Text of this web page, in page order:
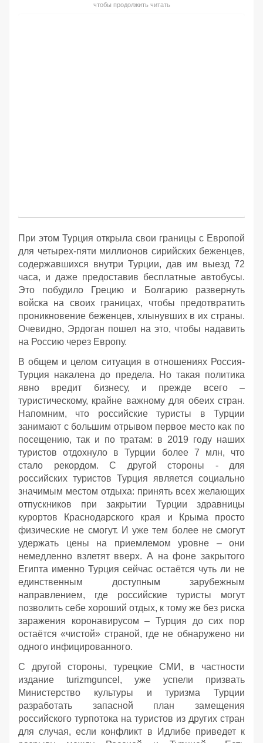
чтобы продолжить читать
При этом Турция открыла свои границы с Европой
для четырех-пяти миллионов сирийских беженцев,
содержавшихся внутри Турции, дав им выезд 72
часа, и даже предоставив бесплатные автобусы.
Это побудило Грецию и Болгарию развернуть
войска на своих границах, чтобы предотвратить
проникновение беженцев, хлынувших в их страны.
Очевидно, Эрдоган пошел на это, чтобы надавить
на Россию через Европу.
В общем и целом ситуация в отношениях Россия-
Турция накалена до предела. Но такая политика
явно вредит бизнесу, и прежде всего –
туристическому, крайне важному для обеих стран.
Напомним, что российские туристы в Турции
занимают с большим отрывом первое место как по
посещению, так и по тратам: в 2019 году наших
туристов отдохнуло в Турции более 7 млн, что
стало рекордом. С другой стороны - для
российских туристов Турция является социально
значимым местом отдыха: принять всех желающих
отпускников при закрытии Турции здравницы
курортов Краснодарского края и Крыма просто
физические не смогут. И уже тем более не смогут
удержать цены на приемлемом уровне – они
немедленно взлетят вверх. А на фоне закрытого
Египта именно Турция сейчас остаётся чуть ли не
единственным доступным зарубежным
направлением, где российские туристы могут
позволить себе хороший отдых, к тому же без риска
заражения коронавирусом – Турция до сих пор
остаётся «чистой» страной, где не обнаружено ни
одного инфицированного.
С другой стороны, турецкие СМИ, в частности
издание turizmguncel, уже успели призвать
Министерство культуры и туризма Турции
разработать запасной план замещения
российского турпотока на туристов из других стран
для случая, если конфликт в Идлибе приведет к